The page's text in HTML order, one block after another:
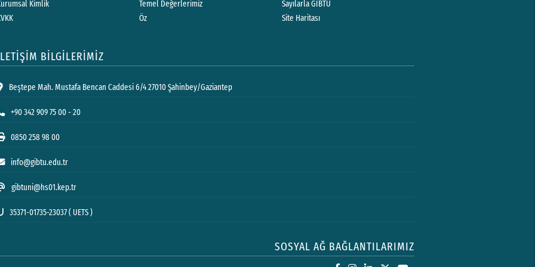
Kimlik
Temel Değerlerimiz
Öz
Sayılarla GİBTÜ
Site Haritası
BİLGİLERİMİZ
Beştepe Mah. Mustafa Bencan Caddesi 6/4 27010 Şahinbey/Gaziantep
+90 342 909 75 00 - 20
0850 258 98 00
info@gibtu.edu.tr
gibtuni@hs01.kep.tr
35371-01735-23037 ( UETS )
SOSYAL AĞ BAĞLANTILARIMIZ